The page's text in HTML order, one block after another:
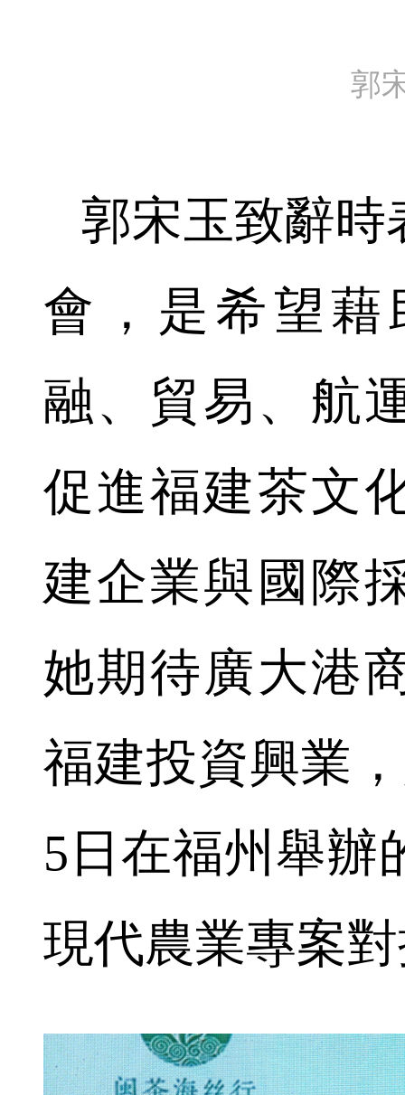
郭
郭宋玉致辭時
會，是希望
融、貿易、航
促進福建茶文
建企業與國際
她期待廣大港
福建投資興業
5日在福州舉辦
現代農業專案